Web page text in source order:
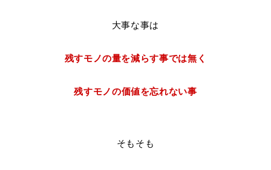
大事な事は
残すモノの量を減らす事では無く
残すモノの価値を忘れない事
そもそも